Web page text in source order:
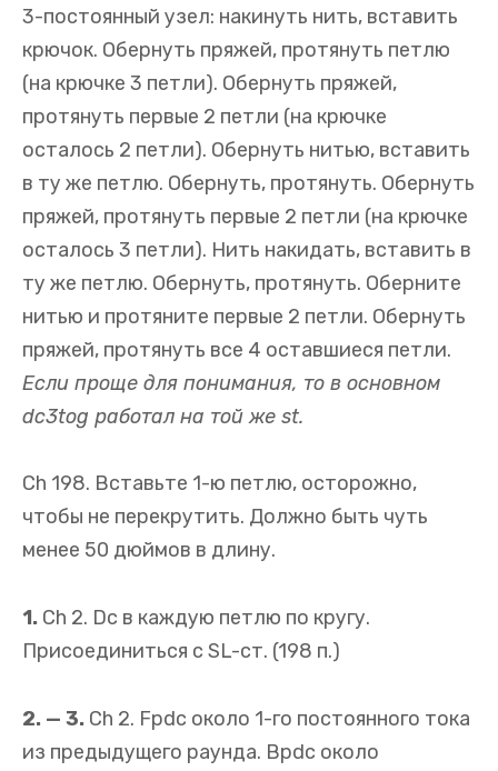
3-постоянный узел: накинуть нить, вставить
крючок. Обернуть пряжей, протянуть петлю
(на крючке 3 петли). Обернуть пряжей,
протянуть первые 2 петли (на крючке
осталось 2 петли). Обернуть нитью, вставить
в ту же петлю. Обернуть, протянуть. Обернуть
пряжей, протянуть первые 2 петли (на крючке
осталось 3 петли). Нить накидать, вставить в
ту же петлю. Обернуть, протянуть. Оберните
нитью и протяните первые 2 петли. Обернуть
пряжей, протянуть все 4 оставшиеся петли.
Если проще для понимания, то в основном
dc3tog работал на той же st.
Ch 198. Вставьте 1-ю петлю, осторожно,
чтобы не перекрутить. Должно быть чуть
менее 50 дюймов в длину.
1. Ch 2. Dc в каждую петлю по кругу.
Присоединиться с SL-ст. (198 п.)
2. — 3. Ch 2. Fpdc около 1-го постоянного тока
из предыдущего раунда. Bpdc около